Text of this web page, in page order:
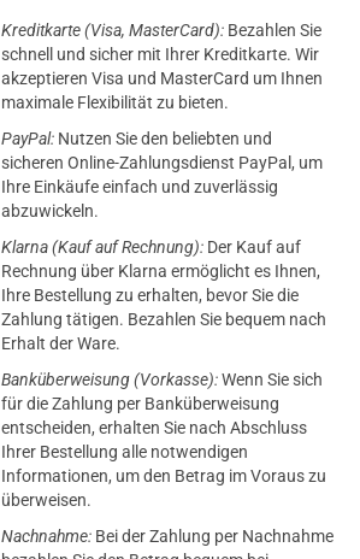
Kreditkarte (Visa, MasterCard): Bezahlen Sie
schnell und sicher mit Ihrer Kreditkarte. Wir
akzeptieren Visa und MasterCard um Ihnen
maximale Flexibilität zu bieten.
PayPal: Nutzen Sie den beliebten und
sicheren Online-Zahlungsdienst PayPal, um
Ihre Einkäufe einfach und zuverlässig
abzuwickeln.
Klarna (Kauf auf Rechnung): Der Kauf auf
Rechnung über Klarna ermöglicht es Ihnen,
Ihre Bestellung zu erhalten, bevor Sie die
Zahlung tätigen. Bezahlen Sie bequem nach
Erhalt der Ware.
Banküberweisung (Vorkasse):Wenn Sie sich
für die Zahlung per Banküberweisung
entscheiden, erhalten Sie nach Abschluss
Ihrer Bestellung alle notwendigen
Informationen, um den Betrag im Voraus zu
überweisen.
Nachnahme: Bei der Zahlung per Nachnahme